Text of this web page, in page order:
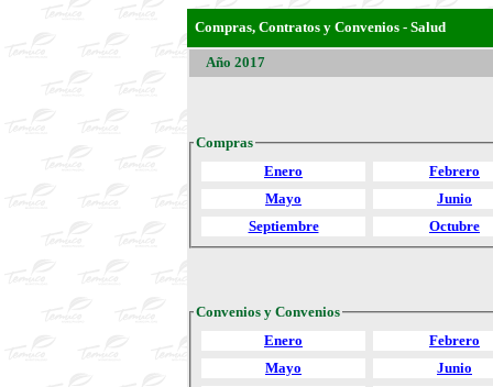
Compras, Contratos y Convenios - Salud
Año 2017
Compras
Enero
Febrero
Mayo
Junio
Septiembre
Octubre
Convenios y Convenios
Enero
Febrero
Mayo
Junio